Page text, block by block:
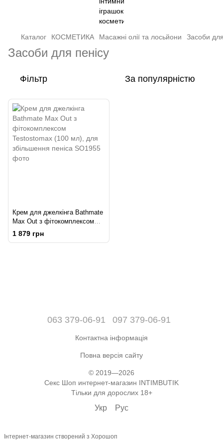
Каталог КОСМЕТИКА Масажні олії та лосьйони Засоби
Засоби для пенісу
Фільтр За популярністю
Крем для джелкінга Bathmate
Max Out з фітокомплексом
Testostomax (100 мл), для
збільшення пеніса
1 879 грн
063 379-06-91 097 379-06-91
Контактна інформація
Повна версія сайту
© 2019—2026
Секс Шоп интернет-магазин INTIMBUTIK
Тільки для дорослих 18+
Укр Рус
Інтернет-магазин створений з Хорошоп